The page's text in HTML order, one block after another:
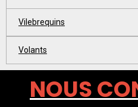
Vilebrequins
Volants
NOUS